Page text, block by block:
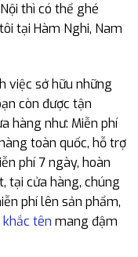
thì có thể ghé
tại Hàm Nghi, Nam
việc sở hữu những
còn được tận
hàng như: Miễn phí
toàn quốc, hỗ trợ
phí 7 ngày, hoàn
tại cửa hàng, chúng
phí lên sản phẩm,
tên mang đậm